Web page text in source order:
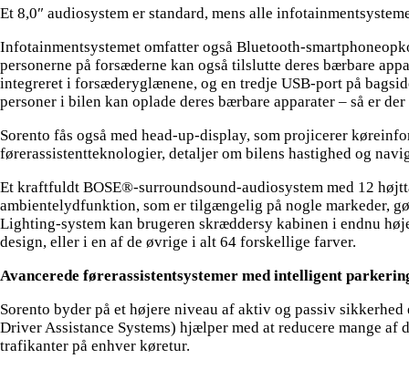
Et 8,0″ audiosystem er standard, mens alle
Infotainmentsystemet omfatter også Bluetooth-
personerne på forsæderne kan også tilslutte deres bærbare
integreret i forsæderyglænene, og en tredje USB-port på
personer i bilen kan oplade deres bærbare apparater – så er
Sorento fås også med head-up-display, som projicerer
førerassistentteknologier, detaljer om bilens hastighed og
Et kraftfuldt BOSE®-surroundsound-audiosystem med 12
ambientelydfunktion, som er tilgængelig på nogle markeder,
Lighting-system kan brugeren skræddersy kabinen i endnu
design, eller i en af de øvrige i alt 64 forskellige farver.
Avancerede førerassistentsystemer med intelligent
Sorento byder på et højere niveau af aktiv og passiv
Driver Assistance Systems) hjælper med at reducere mange
trafikanter på enhver køretur.